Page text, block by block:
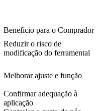
Benefício para o Comprador
Reduzir o risco de
modificação do ferramental
Melhorar ajuste e função
Confirmar adequação à
aplicação